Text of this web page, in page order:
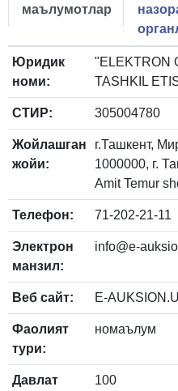
маълумотлар
Юридик
номи:
"ELEKTRON
TASHKIL
СТИР: 305004780
Жойлашган
жойи:
г.Ташкент,
1000000, г.
Amit Temur
Телефон: 71-202-21-11
Электрон
манзил:
info@e-
Веб сайт: E-
Фаолият
тури:
номаълум
Давлат
100